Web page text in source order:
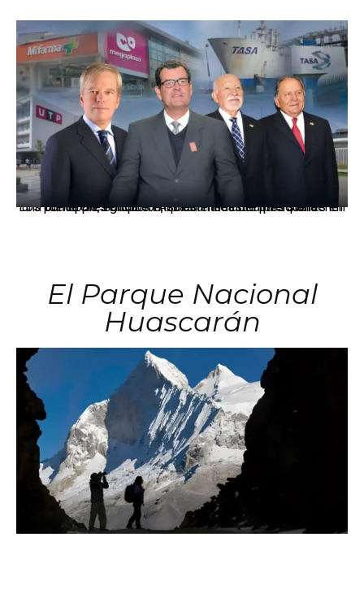
Los principales grupos empresariales del país mantienen una fuerte presencia en Áncash mediante inversiones en comercio, educación, salud e industria pesquera.
El Parque Nacional
Huascarán